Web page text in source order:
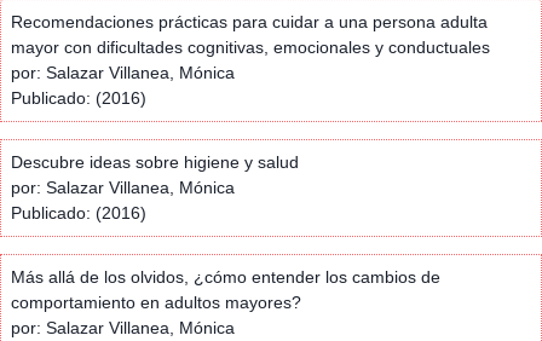
Recomendaciones prácticas para cuidar a una persona adulta
mayor con dificultades cognitivas, emocionales y conductuales
por: Salazar Villanea, Mónica
Publicado: (2016)
Descubre ideas sobre higiene y salud
por: Salazar Villanea, Mónica
Publicado: (2016)
Más allá de los olvidos, ¿cómo entender los cambios de
comportamiento en adultos mayores?
por: Salazar Villanea, Mónica